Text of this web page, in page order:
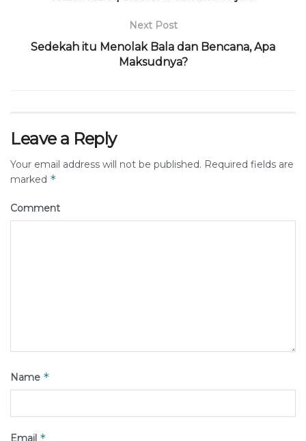
Next Post
Sedekah itu Menolak Bala dan Bencana, Apa
Maksudnya?
Leave a Reply
Your email address will not be published. Required fields are
marked *
Comment
Name *
*